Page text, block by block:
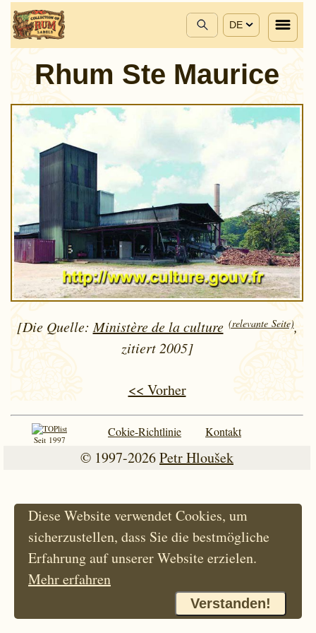
DE
Rhum Ste Maurice
[Die Quelle: Ministère de la culture (relevante Seite),
zitiert 2005]
<< Vorher
Seit 1997
Cokie-Richtlinie Kontakt
© 1997-2026Petr Hloušek
Diese Website verwendet Cookies, um
sicherzustellen, dass Sie die bestmögliche
Erfahrung auf unserer Website erzielen.
Mehr erfahren
Verstanden!